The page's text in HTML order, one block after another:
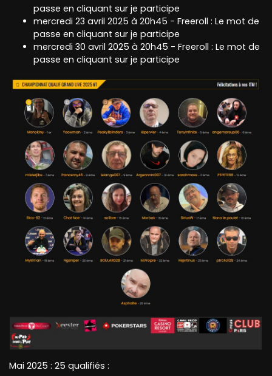
passe en cliquant sur je participe
mercredi 23 avril 2025 à 20h45 - Freeroll : Le mot de
passe en cliquant sur je participe
mercredi 30 avril 2025 à 20h45 - Freeroll : Le mot de
passe en cliquant sur je participe
Mai 2025 : 25 qualifiés :